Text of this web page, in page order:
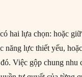
hai lựa chọn: hoặc
năng lực thiết yếu,
Việc gộp chung nhu